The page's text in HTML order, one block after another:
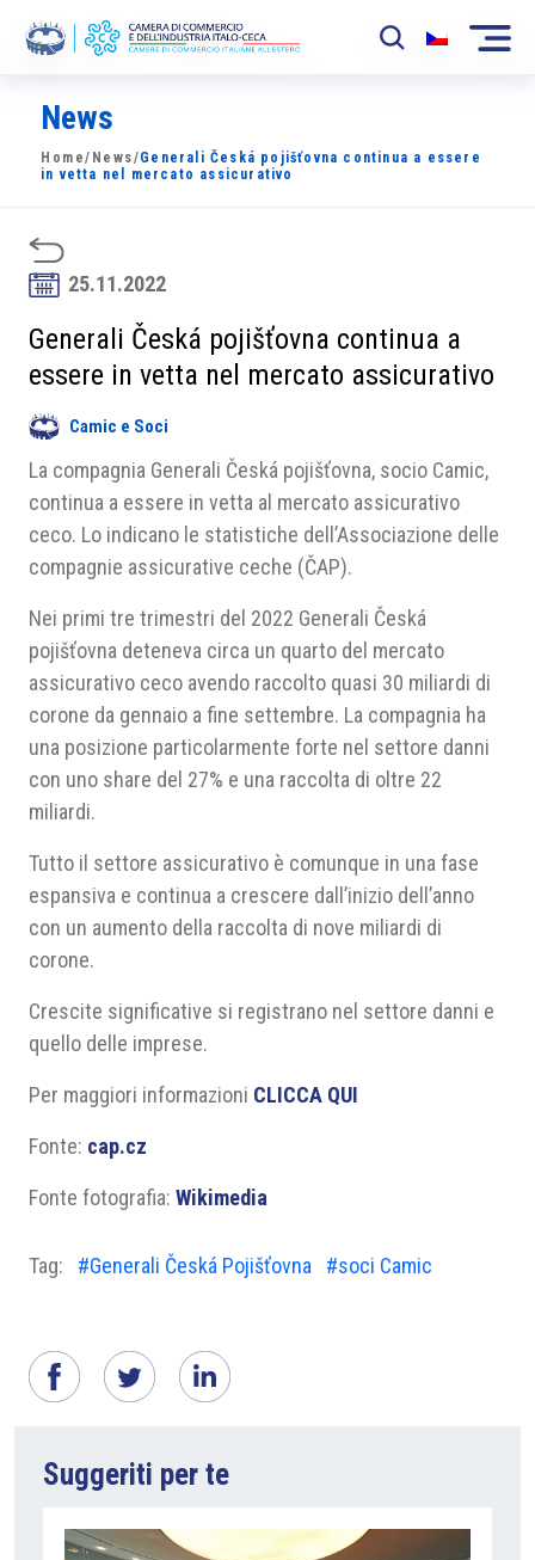
La Camera
News
Sviluppo Mercato
Soci
Partner
Progetti
Area riservata
News
Home/ News/Generali Česká pojišťovna continua a essere
in vetta nel mercato assicurativo
25.11.2022
Generali Česká pojišťovna continua a
essere in vetta nel mercato assicurativo
Camic e Soci
La compagnia Generali Česká pojišťovna, socio Camic,
continua a essere in vetta al mercato assicurativo
ceco. Lo indicano le statistiche dell’Associazione delle
compagnie assicurative ceche (ČAP).
Nei primi tre trimestri del 2022 Generali Česká
pojišťovna deteneva circa un quarto del mercato
assicurativo ceco avendo raccolto quasi 30 miliardi di
corone da gennaio a fine settembre. La compagnia ha
una posizione particolarmente forte nel settore danni
con uno share del 27% e una raccolta di oltre 22
miliardi.
Tutto il settore assicurativo è comunque in una fase
espansiva e continua a crescere dall’inizio dell’anno
con un aumento della raccolta di nove miliardi di
corone.
Crescite significative si registrano nel settore danni e
quello delle imprese.
Per maggiori informazioni CLICCA QUI
Fonte: cap.cz
Fonte fotografia: Wikimedia
Tag: #Generali Česká Pojišťovna #soci Camic
Suggeriti per te